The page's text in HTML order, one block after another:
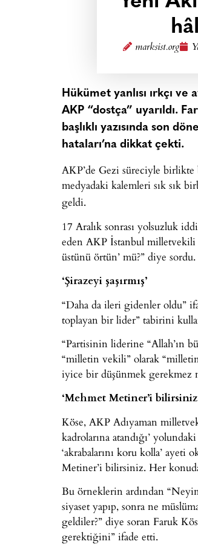
marksist.org
Hükümet yanlısı ırkçı
AKP “dostça” uyarıldı.
başlıklı yazısında son
hataları’na dikkat çekti.
AKP’de Gezi süreciyle
medyadaki kalemleri sık sık
geldi.
17 Aralık sonrası yolsuzluk
eden AKP İstanbul milletvekili
üstünü örtün’ mü?” diye sordu.
‘Şirazeyi şaşırmış’
“Daha da ileri gidenler oldu”
toplayan bir lider” tabirini
“Partisinin liderine “Allah’ın
“milletin vekili” olarak
iyice bir düşünmek gerekmez
‘Mehmet Metiner’i
Köse, AKP Adıyaman
kadrolarına atandığı’
‘akrabalarını koru kolla’
Metiner’i bilirsiniz. Her
Bu örneklerin ardından
siyaset yapıp, sonra ne
geldiler?” diye soran Faruk
gerektiğini” ifade etti.